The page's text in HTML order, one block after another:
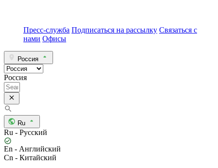
Пресс-служба Подписаться на рассылку Связаться с
нами Офисы
Россия
Россия
Ru
Ru - Русский
En - Английский
Cn - Китайский